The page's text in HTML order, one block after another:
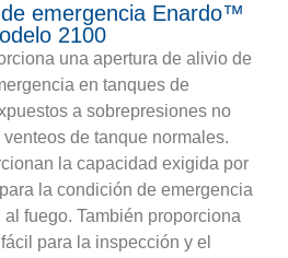
emergencia Enardo™
2100
una apertura de alivio de
en tanques de
a sobrepresiones no
de tanque normales.
la capacidad exigida por
la condición de emergencia
fuego. También proporciona
para la inspección y el